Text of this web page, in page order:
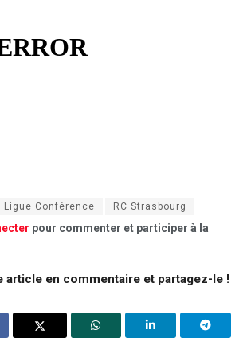
Ligue Conférence RC Strasbourg
pour commenter et participer à la
article en commentaire et partagez-le !